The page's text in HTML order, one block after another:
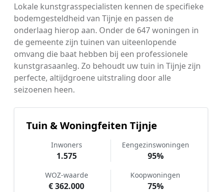
Lokale kunstgrasspecialisten kennen de specifieke
bodemgesteldheid van Tijnje en passen de
onderlaag hierop aan. Onder de 647 woningen in
de gemeente zijn tuinen van uiteenlopende
omvang die baat hebben bij een professionele
kunstgrasaanleg. Zo behoudt uw tuin in Tijnje zijn
perfecte, altijdgroene uitstraling door alle
seizoenen heen.
Tuin & Woningfeiten Tijnje
Inwoners
1.575
Eengezinswoningen
95%
WOZ-waarde
€ 362.000
Koopwoningen
75%